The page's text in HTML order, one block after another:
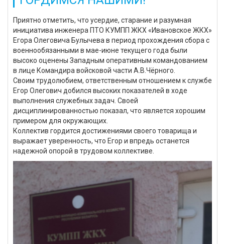
Приятно отметить, что усердие, старание и разумная
инициатива инженера ПТО КУМПП ЖКХ «Ивановское ЖКХ»
Егора Олеговича Булычева в период прохождения сбора с
военнообязанными в мае-июне текущего года были
высоко оценены Западным оперативным командованием
в лице Командира войсковой части А.В.Чёрного.
Своим трудолюбием, ответственным отношением к службе
Егор Олегович добился высоких показателей в ходе
выполнения служебных задач. Своей
дисциплинированностью показал, что является хорошим
примером для окружающих.
Коллектив гордится достижениями своего товарища и
выражает уверенность, что Егор и впредь останется
надежной опорой в трудовом коллективе.